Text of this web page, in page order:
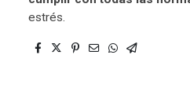
estrés.